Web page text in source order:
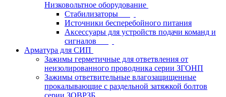
Низковольтное оборудование
Стабилизаторы
Источники бесперебойного питания
Аксессуары для устройств подачи команд и
сигналов
Арматура для СИП
Зажимы герметичные для ответвления от
неизолированного проводника серии ЗГОНП
Зажимы ответвительные влагозащищенные
прокалывающие с раздельной затяжкой болтов
серии ЗОВРЗБ